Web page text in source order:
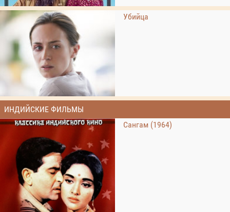
Убийца
ИНДИЙСКИЕ ФИЛЬМЫ
Сангам (1964)